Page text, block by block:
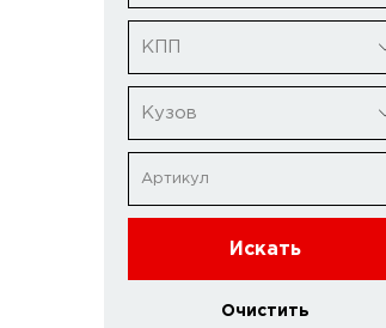
КПП
Кузов
Искать
Очистить